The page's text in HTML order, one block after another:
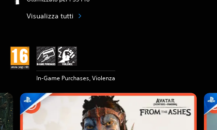
Visualizza tutti
In-Game Purchases, Violenza